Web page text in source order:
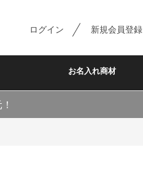
ログイン 新規会員登録
お名入れ商材